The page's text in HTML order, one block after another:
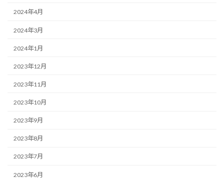
2024年4月
2024年3月
2024年1月
2023年12月
2023年11月
2023年10月
2023年9月
2023年8月
2023年7月
2023年6月